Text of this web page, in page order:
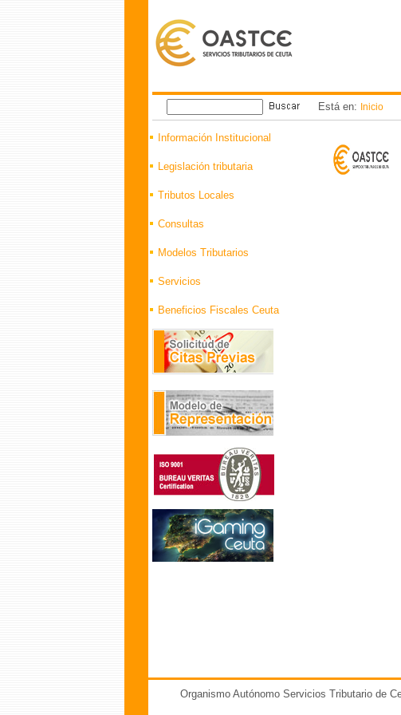
Está en: Inicio
Información Institucional
Legislación tributaria
Tributos Locales
Consultas
Modelos Tributarios
Servicios
Beneficios Fiscales Ceuta
Organismo Autónomo Servicios Tributario de